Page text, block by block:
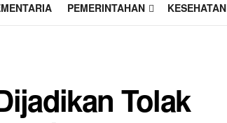
PEMERINTAHAN KESEHATAN
Tolak